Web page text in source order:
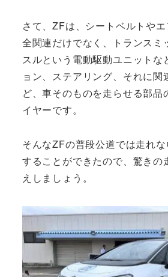
さて、ZFは、シートベルトや
全関連だけでなく、トランスミ
スルという電動駆動ユニットな
ョン、ステアリング、それに関
ど、車そのものを走らせる部品
イヤーです。
そんなZFの普段公道では走れ
することができたので、驚きの
えしましょう。